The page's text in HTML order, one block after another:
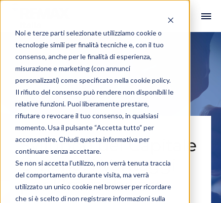
Noi e terze parti selezionate utilizziamo cookie o
tecnologie simili per finalità tecniche e, con il tuo
consenso, anche per le finalità di esperienza,
misurazione e marketing (con annunci
personalizzati) come specificato nella cookie policy.
Il rifiuto del consenso può rendere non disponibili le
relative funzioni. Puoi liberamente prestare,
rifiutare o revocare il tuo consenso, in qualsiasi
momento. Usa il pulsante “Accetta tutto” per
acconsentire. Chiudi questa informativa per
continuare senza accettare.
Se non si accetta l'utilizzo, non verrà tenuta traccia
del comportamento durante visita, ma verrà
utilizzato un unico cookie nel browser per ricordare
che si è scelto di non registrare informazioni sulla
Sviluppo del Capitale
Umano: i Vantaggi
per l’Immobiliare